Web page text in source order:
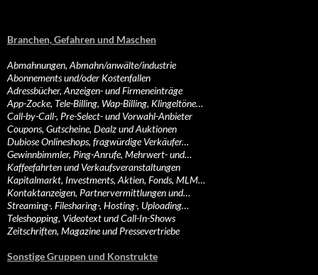
Branchen, Gefahren und Maschen
Abmahnungen, Abmahn/anwälte/industrie
Abonnements und/oder Kostenfallen
Adressbücher, Anzeigen- und Firmeneinträge
App-Zocke, Tele-Billing, Wap-Billing, Klingeltöne…
Call-by-Call-, Pre-Select- und Vorwahl-Anbieter
Coupons, Gutscheine, Dealz und Auktionen
Dubiose Onlineshops, fragwürdige Verkäufer…
Gewinnbimmler, Ping-Anrufe, Mehrwert- und…
Kaffeefahrten und Verkaufsveranstaltungen
Kapitalmarkt, Investments, Aktien, Fonds, MLM…
Kontaktanzeigen, Partnervermittlungen und…
Streaming-, Filesharing-, Hosting-, Uploading…
Teleshopping, Videotext und Call-In-Shows
Zeitschriften, Magazine und Pressevertriebe
Sonstige Gruppen und Konstrukte